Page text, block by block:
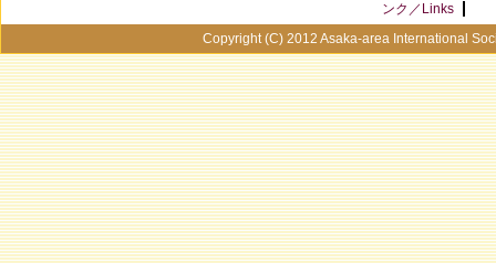
ンク／Links
Copyright (C) 2012 Asaka-area International